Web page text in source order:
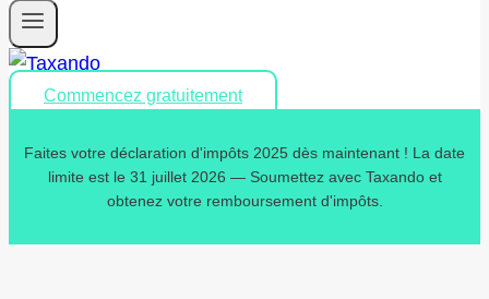
Commencez gratuitement
Faites votre déclaration d'impôts 2025 dès maintenant ! La date
limite est le 31 juillet 2026 — Soumettez avec Taxando et
obtenez votre remboursement d'impôts.